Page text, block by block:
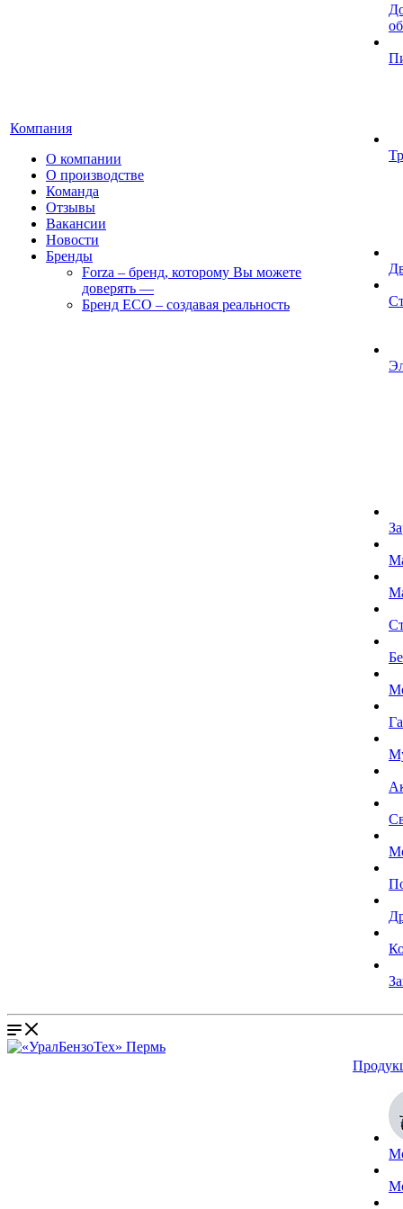
Компания
О компании
О производстве
Команда
Отзывы
Вакансии
Новости
Бренды
Forza – бренд, которому Вы можете
доверять —
Бренд ECO – создавая реальность